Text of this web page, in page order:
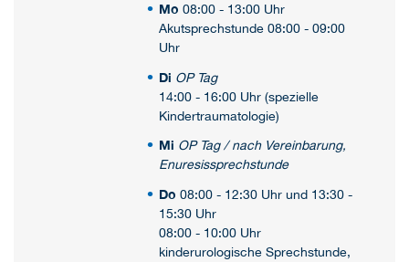
Mo 08:00 - 13:00 Uhr
Akutsprechstunde 08:00 - 09:00
Uhr
Di OP Tag
14:00 - 16:00 Uhr (spezielle
Kindertraumatologie)
Mi OP Tag / nach Vereinbarung,
Enuresissprechstunde
Do 08:00 - 12:30 Uhr und 13:30 -
15:30 Uhr
08:00 - 10:00 Uhr
kinderurologische Sprechstunde,